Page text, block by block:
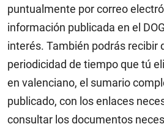
puntualmente por correo
información publicada en el
interés. También podrás recibir
periodicidad de tiempo que tú
en valenciano, el sumario
publicado, con los enlaces
consultar los documentos